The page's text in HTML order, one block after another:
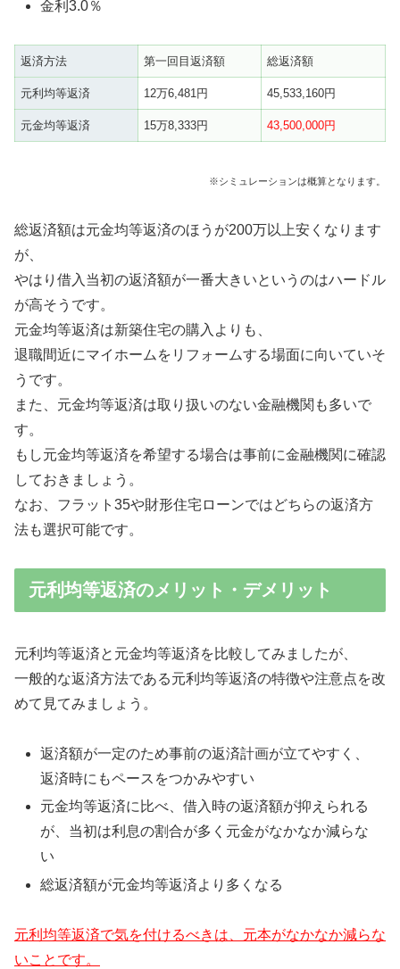
金利3.0％
返済方法 第一回目返済額 総返済額
元利均等返済 12万6,481円 45,533,160円
元金均等返済 15万8,333円 43,500,000円
※シミュレーションは概算となります。
総返済額は元金均等返済のほうが200万以上安くなります
が、
やはり借入当初の返済額が一番大きいというのはハードル
が高そうです。
元金均等返済は新築住宅の購入よりも、
退職間近にマイホームをリフォームする場面に向いていそ
うです。
また、元金均等返済は取り扱いのない金融機関も多いで
す。
もし元金均等返済を希望する場合は事前に金融機関に確認
しておきましょう。
なお、フラット35や財形住宅ローンではどちらの返済方
法も選択可能です。
元利均等返済のメリット・デメリット
元利均等返済と元金均等返済を比較してみましたが、
一般的な返済方法である元利均等返済の特徴や注意点を改
めて見てみましょう。
返済額が一定のため事前の返済計画が立てやすく、
返済時にもペースをつかみやすい
元金均等返済に比べ、借入時の返済額が抑えられる
が、当初は利息の割合が多く元金がなかなか減らな
い
総返済額が元金均等返済より多くなる
元利均等返済で気を付けるべきは、元本がなかなか減らな
いことです。